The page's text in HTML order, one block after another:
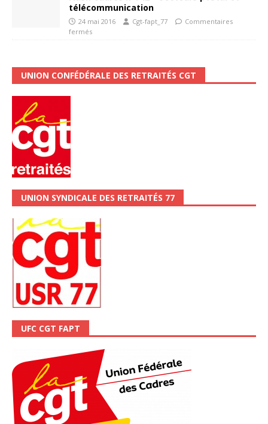
télécommunication
24 mai 2016 Cgt-fapt_77
Commentaires
fermés
UNION CONFÉDÉRALE DES RETRAITÉS CGT
UNION SYNDICALE DES RETRAITÉS 77
UFC CGT FAPT